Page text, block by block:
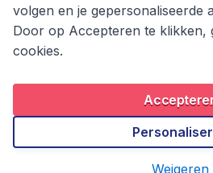
Copyright ©
volgen en je gepersonaliseerde
Door op Accepteren te klikken,
cookies.
Weigeren